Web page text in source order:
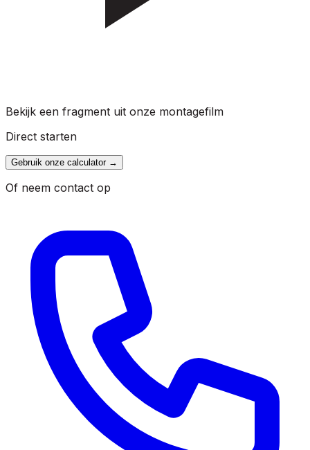
Bekijk een fragment uit onze montagefilm
Direct starten
Gebruik onze calculator→
Of neem contact op